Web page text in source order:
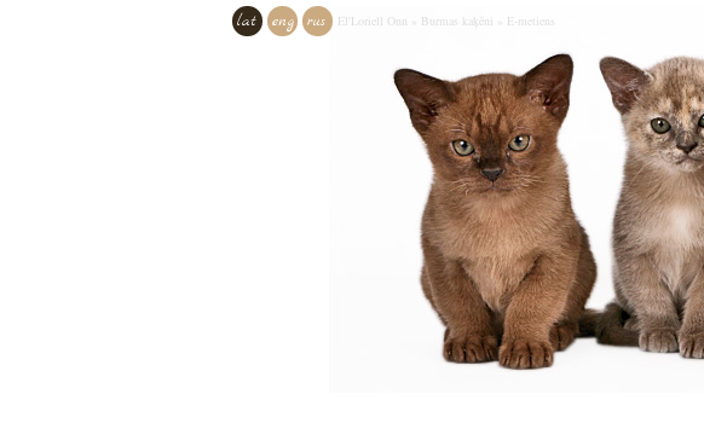
lat eng rus El'Loriell Onn Burmas kaķēni E-metiens